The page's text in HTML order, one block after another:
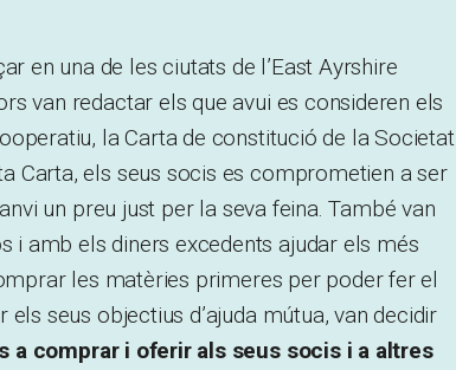
en una de les ciutats de l’East Ayrshire
van redactar els que avui es consideren els
la Carta de constitució de la Societat
Carta, els seus socis es comprometien a ser
un preu just per la seva feina. També van
i amb els diners excedents ajudar els més
les matèries primeres per poder fer el
seus objectius d’ajuda mútua, van decidir
a comprar i oferir als seus socis i a altres